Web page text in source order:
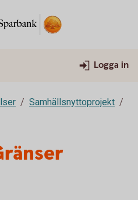
Logga in
Samhällsnyttoprojekt